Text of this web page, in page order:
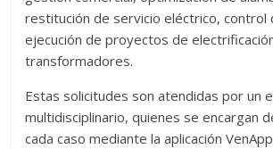
restitución de servicio eléctrico, control
ejecución de proyectos de
transformadores.
Estas solicitudes son atendidas por un
multidisciplinario, quienes se encargan
cada caso mediante la aplicación